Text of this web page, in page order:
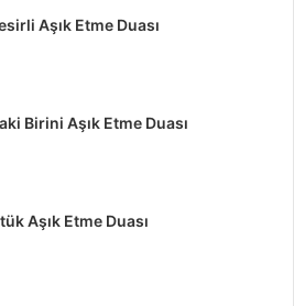
Aşık Etme Duası
Birini Aşık Etme Duası
Aşık Etme Duası